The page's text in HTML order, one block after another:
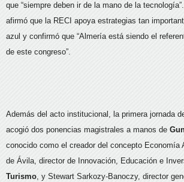
que “siempre deben ir de la mano de la
afirmó que la RECI apoya estrategias tan
azul y confirmó que “Almería está siendo el
de este congreso”.
Además del acto institucional, la primera jornada
acogió dos ponencias magistrales a manos de
conocido como el creador del concepto Economía
de Ávila, director de Innovación, Educación e
Turismo, y Stewart Sarkozy-Banoczy, director